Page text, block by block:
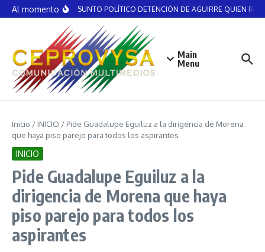
Saltar al contenido
Al momentoNO ES ASUNTO POLÍTICO DETENCIÓN DE AGUIRRE QUIEN
Main
Menu
Inicio / INICIO / Pide Guadalupe Eguiluz a la dirigencia de Morena
que haya piso parejo para todos los aspirantes
INICIO
Pide Guadalupe Eguiluz a la
dirigencia de Morena que haya
piso parejo para todos los
aspirantes